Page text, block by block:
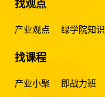
找观点
产业观点 绿学院知
找课程
产业小聚 即战力班